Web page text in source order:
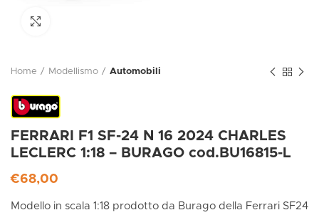
Home Modellismo Automobili
FERRARI F1 SF-24 N 16 2024 CHARLES
LECLERC 1:18 – BURAGO cod.BU16815-L
€68,00
Modello in scala 1:18 prodotto da Burago della Ferrari SF24